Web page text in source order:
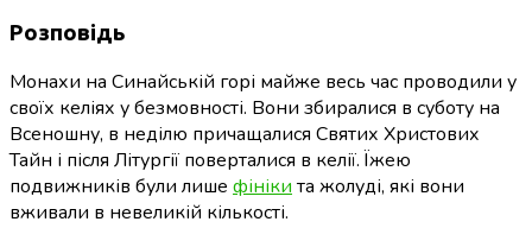
Розповідь
Монахи на Синайській горі майже весь час проводили у
своїх келіях у безмовності. Вони збиралися в суботу на
Всеношну, в неділю причащалися Святих Христових
Тайн і після Літургії поверталися в келії. Їжею
подвижників були лише фініки та жолуді, які вони
вживали в невеликій кількості.